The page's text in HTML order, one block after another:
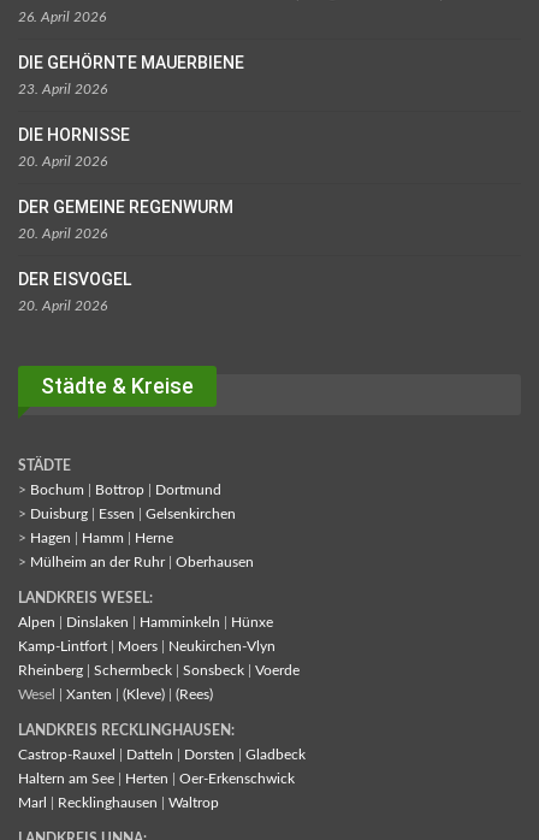
26. April 2026
DIE GEHÖRNTE MAUERBIENE
23. April 2026
DIE HORNISSE
20. April 2026
DER GEMEINE REGENWURM
20. April 2026
DER EISVOGEL
20. April 2026
Städte & Kreise
STÄDTE
> Bochum Bottrop
Dortmund
> Duisburg Essen
Gelsenkirchen
> Hagen Hamm
Herne
> Mülheim an der Ruhr| Oberhausen
LANDKREIS WESEL:
Alpen
Dinslaken Hamminkeln
Hünxe
Kamp-Lintfort
Moers
Neukirchen-Vlyn
Rheinberg
Schermbeck Sonsbeck
Voerde
Wesel | Xanten (Kleve) (Rees)
LANDKREIS RECKLINGHAUSEN:
Castrop-Rauxel
Datteln Dorsten
Gladbeck
Haltern am See
Herten
Oer-Erkenschwick
Marl
Recklinghausen Waltrop